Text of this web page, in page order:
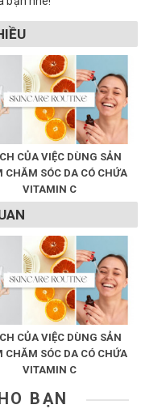
CỦA VIỆC DÙNG SẢN
CHĂM SÓC DA CÓ CHỨA
VITAMIN C
CỦA VIỆC DÙNG SẢN
CHĂM SÓC DA CÓ CHỨA
VITAMIN C
BẠN